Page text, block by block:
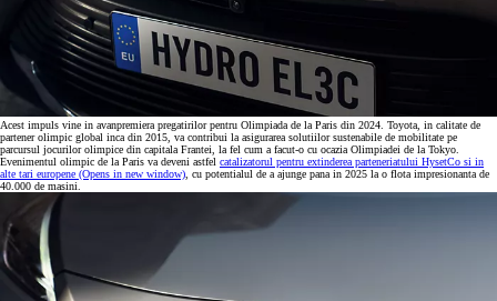
Acest impuls vine in avanpremiera pregatirilor pentru Olimpiada de la Paris din 2024. Toyota, in calitate de
partener olimpic global inca din 2015, va contribui la asigurarea solutiilor sustenabile de mobilitate pe
parcursul jocurilor olimpice din capitala Frantei, la fel cum a facut-o cu ocazia Olimpiadei de la Tokyo.
Evenimentul olimpic de la Paris va deveni astfel catalizatorul pentru extinderea parteneriatului HysetCo si in
alte tari europene (Opens in new window) , cu potentialul de a ajunge pana in 2025 la o flota impresionanta de
40.000 de masini.